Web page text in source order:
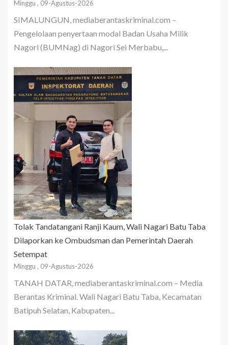
Minggu , 09-Agustus-2026
SIMALUNGUN, mediaberantaskriminal.com –
Pengelolaan penyertaan modal Badan Usaha Milik
Nagori (BUMNag) di Nagori Sei Merbabu,...
Tolak Tandatangani Ranji Kaum, Wali Nagari Batu Taba
Dilaporkan ke Ombudsman dan Pemerintah Daerah
Setempat
Minggu , 09-Agustus-2026
TANAH DATAR, mediaberantaskriminal.com – Media
Berantas Kriminal. Wali Nagari Batu Taba, Kecamatan
Batipuh Selatan, Kabupaten...